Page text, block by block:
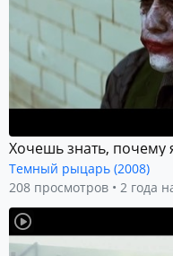
Хочешь знать, почему
Темный рыцарь (2008)
208 просмотров
2 года